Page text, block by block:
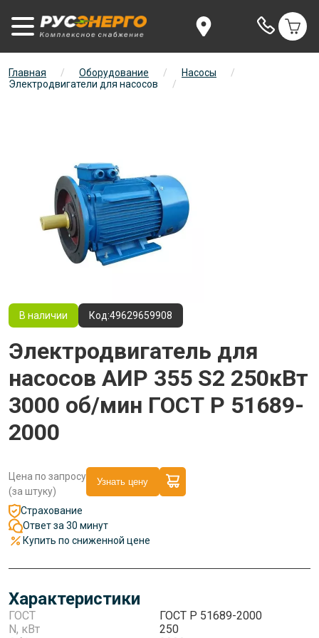
Главная / Оборудование / Насосы
/
Электродвигатели для насосов
/
В наличии Код:49629659908
Электродвигатель для
насосов АИР 355 S2 250кВт
3000 об/мин ГОСТ Р 51689-
2000
Цена по запросу
(за штуку)
Узнать цену
Страхование
Ответ за 30 минут
Купить по сниженной цене
Характеристики
ГОСТ
ГОСТ Р 51689-2000
N, кВт
250